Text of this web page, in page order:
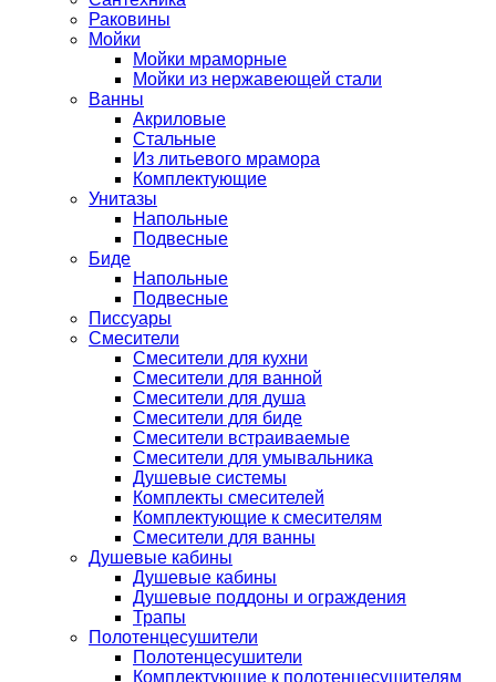
Раковины
Мойки
Мойки мраморные
Мойки из нержавеющей стали
Ванны
Акриловые
Стальные
Из литьевого мрамора
Комплектующие
Унитазы
Напольные
Подвесные
Биде
Напольные
Подвесные
Писсуары
Смесители
Смесители для кухни
Смесители для ванной
Смесители для душа
Смесители для биде
Смесители встраиваемые
Смесители для умывальника
Душевые системы
Комплекты смесителей
Комплектующие к смесителям
Смесители для ванны
Душевые кабины
Душевые кабины
Душевые поддоны и ограждения
Трапы
Полотенцесушители
Полотенцесушители
Комплектующие к полотенцесушителям